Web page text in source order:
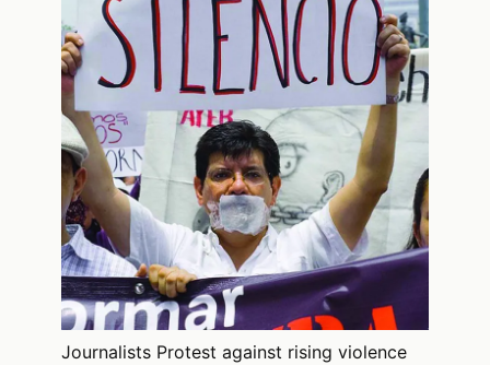
Journalists Protest against rising violence